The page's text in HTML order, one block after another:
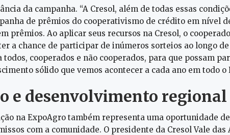
da campanha. “A Cresol, além de todas essas
de prêmios do cooperativismo de crédito em nível
prêmios. Ao aplicar seus recursos na Cresol, o
a chance de participar de inúmeros sorteios ao longo de
cooperados e não cooperados, para que possam
sólido que vemos acontecer a cada ano em todo o
e desenvolvimento regional
na ExpoAgro também representa uma oportunidade
com a comunidade. O presidente da Cresol Vale das